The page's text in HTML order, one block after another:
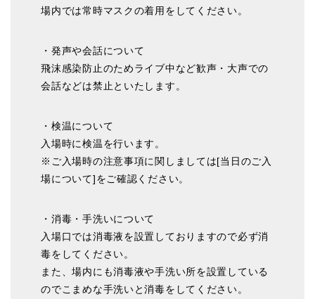
場内では常時マスクの着用をしてください。
・発声や会話について
飛沫感染防止のためライブ中など歓声・大声での
会話などは禁止といたします。
・検温について
入場時に検温を行います。
※ご入場時の注意事項に関しましては[当日のご入
場について]をご確認ください。
・消毒・手洗いについて
入場口では消毒液を設置しておりますので必ず消
毒をしてください。
また、場内にも消毒液や手洗い所を設置している
のでこまめな手洗いと消毒をしてください。